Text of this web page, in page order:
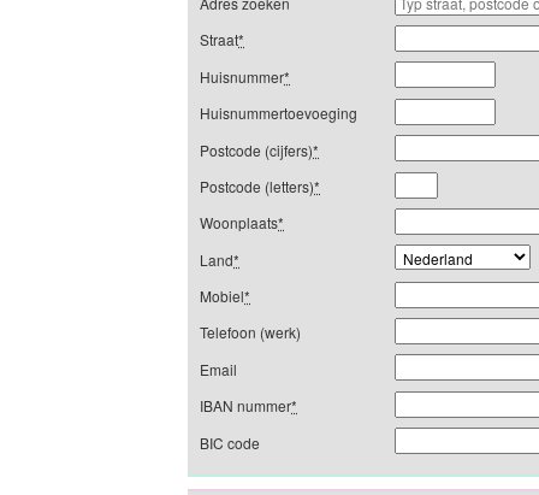
Straat*
Huisnummer*
Huisnummertoevoeging
Postcode (cijfers)*
Postcode (letters)*
Woonplaats*
Land*
Mobiel*
Telefoon (werk)
Email
IBAN nummer*
BIC code